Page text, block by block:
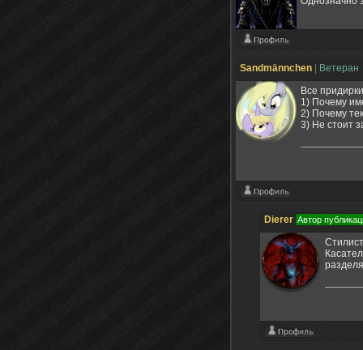
Sandmännchen Ветеран
Все
1) Почему
2) Почему
3) Не стоит
Dierer Автор